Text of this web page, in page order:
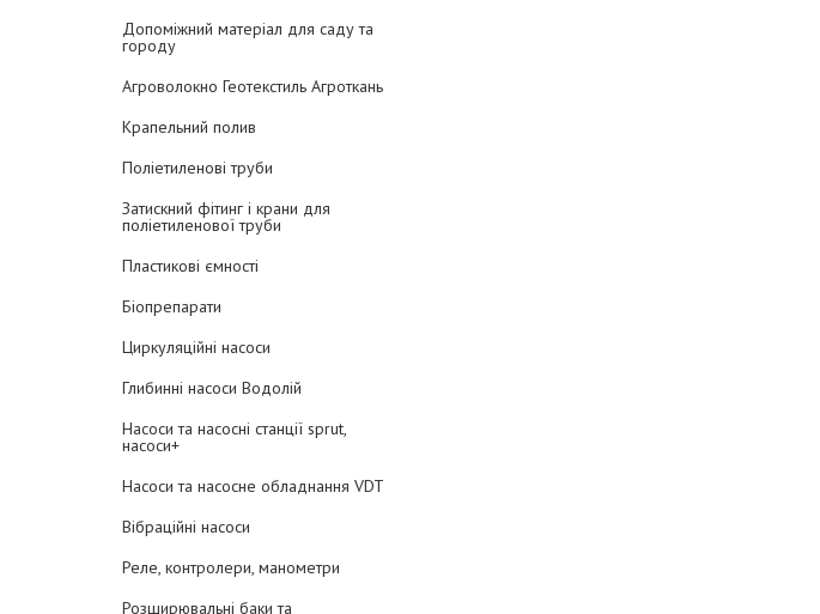
Допоміжний матеріал для саду та
городу
Агроволокно Геотекстиль Агроткань
Крапельний полив
Поліетиленові труби
Затискний фітинг і крани для
поліетиленової труби
Пластикові ємності
Біопрепарати
Циркуляційні насоси
Глибинні насоси Водолій
Насоси та насосні станції sprut,
насоси+
Насоси та насосне обладнання VDT
Вібраційні насоси
Реле, контролери, манометри
Розширювальні баки та